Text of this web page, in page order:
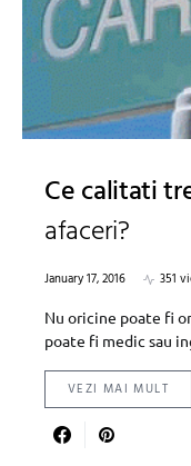
Ce calitati
afaceri?
January 17, 2016 351
Nu oricine poate fi
poate fi medic sau
VEZI MAI MULT